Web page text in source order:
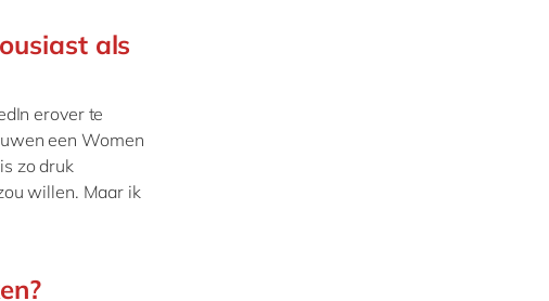
als
erover te
een Women
zo druk
willen. Maar ik